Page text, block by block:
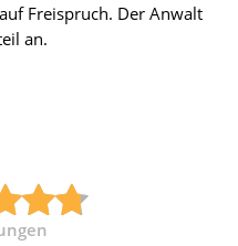
Freispruch. Der Anwalt
an.